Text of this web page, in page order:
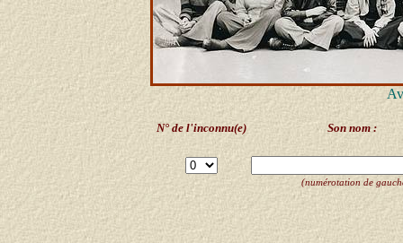
N° de l'inconnu(e) Son nom :
(numérotation de